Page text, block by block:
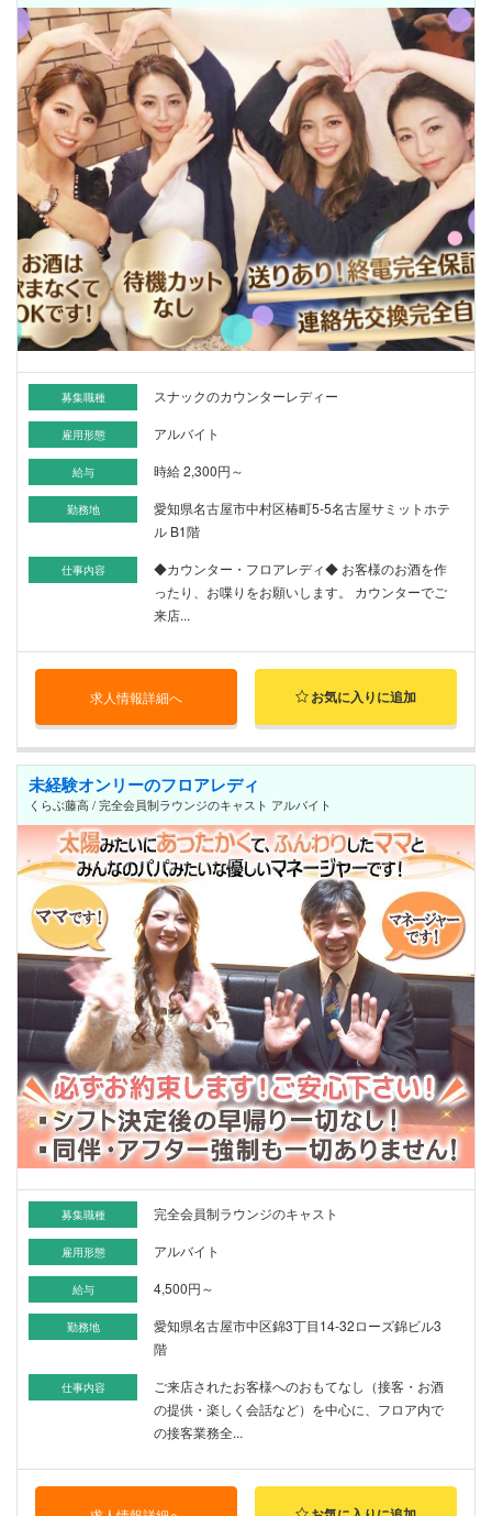
募集職種 スナックのカウンターレディー
雇用形態 アルバイト
給与 時給 2,300円～
勤務地
愛知県名古屋市中村区椿町5-5名古屋サミットホテ
ル B1階
仕事内容
◆カウンター・フロアレディ◆ お客様のお酒を作
ったり、お喋りをお願いします。 カウンターでご
来店...
求人情報詳細へ お気に入りに追加
未経験オンリーのフロアレディ
くらぶ藤高 / 完全会員制ラウンジのキャスト アルバイト
募集職種 完全会員制ラウンジのキャスト
雇用形態 アルバイト
給与 4,500円～
勤務地
愛知県名古屋市中区錦3丁目14-32ローズ錦ビル3
階
仕事内容
ご来店されたお客様へのおもてなし（接客・お酒
の提供・楽しく会話など）を中心に、フロア内で
の接客業務全...